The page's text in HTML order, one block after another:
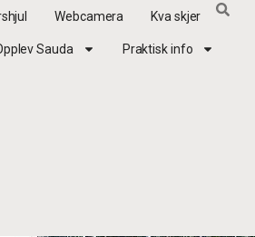
Webcamera Kva skjer
Sauda Praktisk info